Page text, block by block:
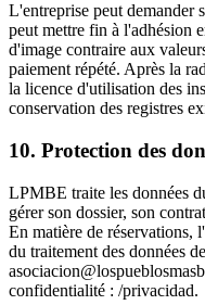
L'entreprise peut demander
peut mettre fin à l'adhésion
d'image contraire aux
paiement répété. Après la
la licence d'utilisation des
conservation des registres
10. Protection des
LPMBE traite les données
gérer son dossier, son
En matière de réservations,
du traitement des données
confidentialité : /privacidad.